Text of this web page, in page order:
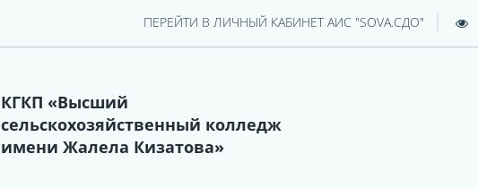
ПЕРЕЙТИ В ЛИЧНЫЙ КАБИНЕТ АИС "SOVA.СДО" |
КГКП «Высший
сельскохозяйственный колледж
имени Жалела Кизатова»